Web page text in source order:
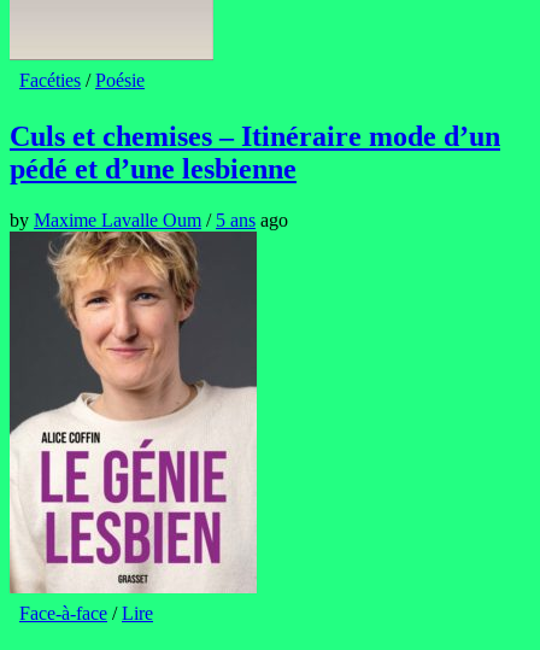
Facéties /Poésie
Culs et chemises – Itinéraire mode d’un
pédé et d’une lesbienne
by Maxime Lavalle Oum / 5 ans ago
Face-à-face /Lire